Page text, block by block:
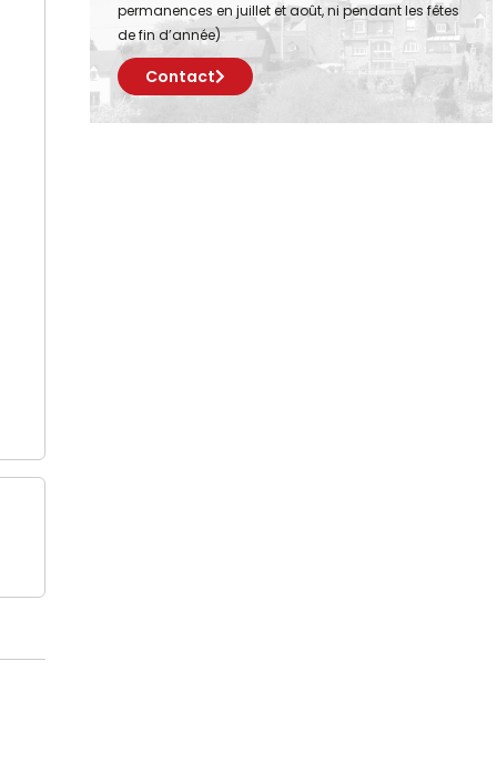
permanences en juillet et août, ni pendant les fêtes
de fin d’année)
Contact